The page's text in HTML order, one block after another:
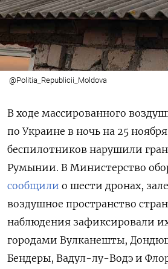
@Politia_Republicii_Moldova
В ходе массированного
по Украине в ночь на 25
беспилотников нарушили
Румынии. В Министерство
сообщили о шести дронах,
воздушное пространство
наблюдения зафиксировали
городами Вулканешты,
Бендеры, Вадул-лу-Водэ и